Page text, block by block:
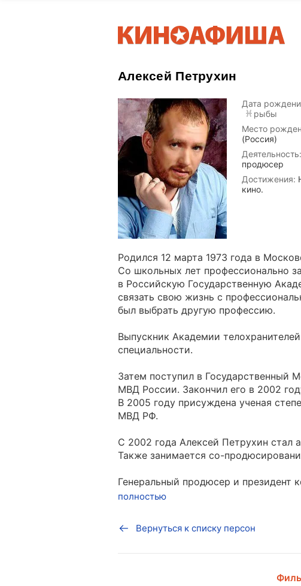
Алексей Петрухин
Дата
рыбы
Место
(Россия)
Деятельность:
продюсер
Достижения:
кино.
Родился 12 марта 1973 года в
Со школьных лет профессионально
в Российскую Государственную
связать свою жизнь с
был выбрать другую профессию.
Выпускник Академии
специальности.
Затем поступил в Государственный
МВД России. Закончил его в 2002
В 2005 году присуждена ученая
МВД РФ.
С 2002 года Алексей Петрухин стал
Также занимается со-
Генеральный продюсер и президент
полностью
Вернуться к списку персон